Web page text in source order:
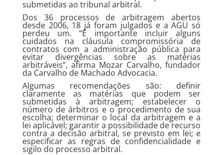
submetidas ao tribunal arbitral.
Dos 36 processos de arbitragem abertos
desde 2006, 18 já foram julgados e a AGU só
perdeu um. “É importante incluir alguns
cuidados na cláusula compromissória de
contratos com a administração pública para
evitar divergências sobre as matérias
arbitráveis”, afirma Mozar Carvalho, fundador
da Carvalho de Machado Advocacia.
Algumas recomendações são: definir
claramente as matérias que podem ser
submetidas à arbitragem; estabelecer o
número de árbitros e o procedimento de sua
escolha; determinar o local da arbitragem e a
lei aplicável; garantir a possibilidade de recurso
contra a decisão arbitral, se previsto em lei; e
especificar as regras de confidencialidade e
sigilo do processo arbitral.